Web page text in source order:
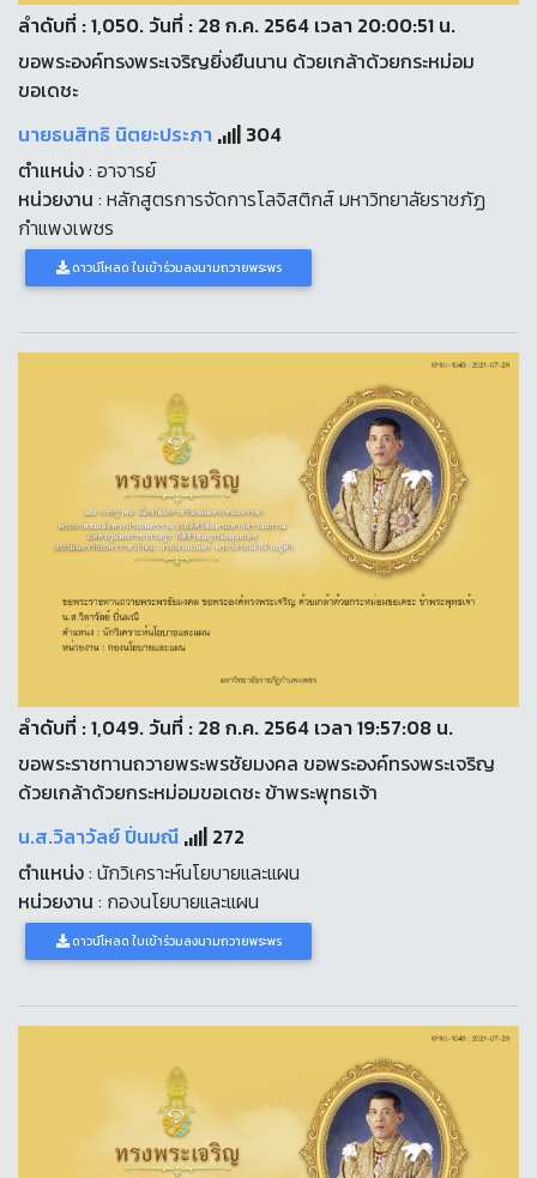
ลำดับที่ : 1,050. วันที่ : 28 ก.ค. 2564 เวลา 20:00:51 น.
ขอพระองค์ทรงพระเจริญยิ่งยืนนาน ด้วยเกล้าด้วยกระหม่อม
ขอเดชะ
นายธนสิทธิ นิตยะประภา
304
ตำแหน่ง: อาจารย์
หน่วยงาน : หลักสูตรการจัดการโลจิสติกส์ มหาวิทยาลัยราชภัฏ
กำแพงเพชร
ดาวน์โหลด ใบเข้าร่วมลงนามถวายพระพร
ลำดับที่ : 1,049. วันที่ : 28 ก.ค. 2564 เวลา 19:57:08 น.
ขอพระราชทานถวายพระพรชัยมงคล ขอพระองค์ทรงพระเจริญ
ด้วยเกล้าด้วยกระหม่อมขอเดชะ ข้าพระพุทธเจ้า
น.ส.วิลาวัลย์ ปิ่นมณี
272
ตำแหน่ง: นักวิเคราะห์นโยบายและแผน
หน่วยงาน : กองนโยบายและแผน
ดาวน์โหลด ใบเข้าร่วมลงนามถวายพระพร